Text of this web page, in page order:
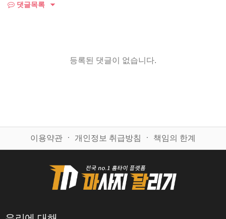
댓글목록
등록된 댓글이 없습니다.
이용약관 ㆍ 개인정보 취급방침 ㆍ 책임의 한계